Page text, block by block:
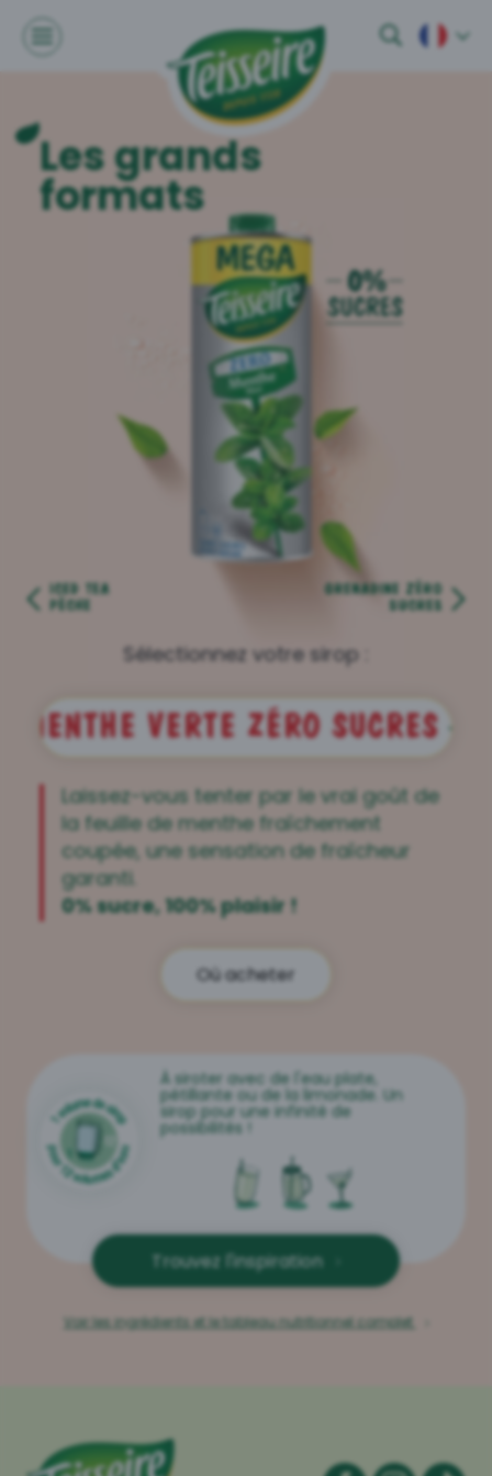
Les grands
formats
Sélectionnez votre sirop :
MENTHE VERTE ZÉRO SUCRES
Laissez-vous tenter par le vrai goût de
la feuille de menthe fraîchement
coupée, une sensation de fraîcheur
garanti.
0% sucre, 100% plaisir !
Où acheter
À siroter avec de l'eau plate,
pétillante ou de la limonade. Un
sirop pour une infinité de
possibilités !
Trouvez l'inspiration
Voir les ingrédients et le tableau nutritionnel complet
ICED TEA
PÊCHE
GRENADINE ZÉRO
SUCRES